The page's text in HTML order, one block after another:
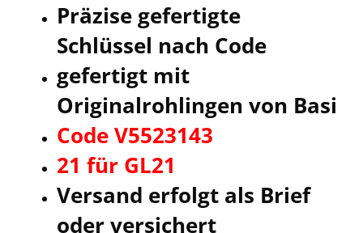
Präzise gefertigte
Schlüssel nach Code
gefertigt mit
Originalrohlingen von Basi
Code V5523143
21 für GL21
Versand erfolgt als Brief
oder versichert